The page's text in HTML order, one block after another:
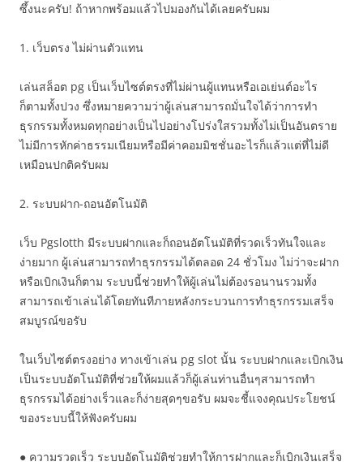
ซึ้งนะครับ! ถ้าหากพร้อมแล้วไปมองกันได้เลยครับผม
1. เว็บตรง ไม่ผ่านตัวแทน
เล่นสล็อต pg เป็นเว็บไซต์ตรงที่ไม่ผ่านผู้แทนหรือเอเย่นต์อะไร
ก็ตามทั้งปวง ซึ่งหมายความว่าผู้เล่นสามารถมั่นใจได้ว่าการทำ
ธุรกรรมทั้งหมดทุกอย่างเป็นไปอย่างโปร่งใสรวมทั้งไม่เป็นอันตราย
ไม่มีการหักค่าธรรมเนียมหรือมีค่าคอมมิชชั่นอะไรก็แล้วแต่ที่ไม่ดี
เหมือนปกติครับผม
2. ระบบฝาก-ถอนอัตโนมัติ
เว็บ Pgslotth มีระบบฝากและก็ถอนอัตโนมัติที่รวดเร็วทันใจและ
ง่ายมาก ผู้เล่นสามารถทำธุรกรรมได้ตลอด 24 ชั่วโมง ไม่ว่าจะฝาก
หรือเบิกเงินก็ตาม ระบบนี้ช่วยทำให้ผู้เล่นไม่ต้องรอนานรวมทั้ง
สามารถเข้าเล่นได้โดยทันทีภายหลังกระบวนการทำธุรกรรมเสร็จ
สมบูรณ์ขอรับ
ในเว็บไซต์ตรงอย่าง ทางเข้าเล่น pg slot นั้น ระบบฝากและเบิกเงิน
เป็นระบบอัตโนมัติที่ช่วยให้ผมแล้วก็ผู้เล่นท่านอื่นๆสามารถทำ
ธุรกรรมได้อย่างเร็วและก็ง่ายสุดๆขอรับ ผมจะชี้แจงคุณประโยชน์
ของระบบนี้ให้ฟังครับผม
● ความรวดเร็ว ระบบอัตโนมัติช่วยทำให้การฝากและก็เบิกเงินเสร็จ